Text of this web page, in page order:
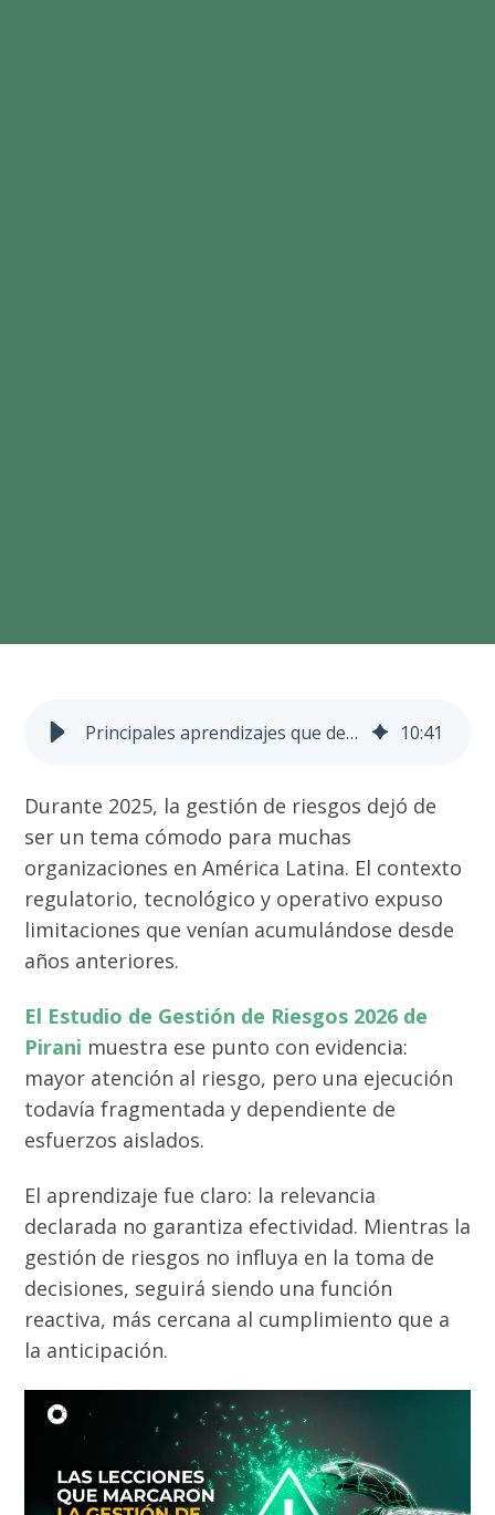
Principales aprendizajes que dejó la gestión de riesgos en 2025 10:41
Durante 2025, la gestión de riesgos dejó de
ser un tema cómodo para muchas
organizaciones en América Latina. El contexto
regulatorio, tecnológico y operativo expuso
limitaciones que venían acumulándose desde
años anteriores.
El Estudio de Gestión de Riesgos 2026 de
Pirani muestra ese punto con evidencia:
mayor atención al riesgo, pero una ejecución
todavía fragmentada y dependiente de
esfuerzos aislados.
El aprendizaje fue claro: la relevancia
declarada no garantiza efectividad. Mientras la
gestión de riesgos no influya en la toma de
decisiones, seguirá siendo una función
reactiva, más cercana al cumplimiento que a
la anticipación.